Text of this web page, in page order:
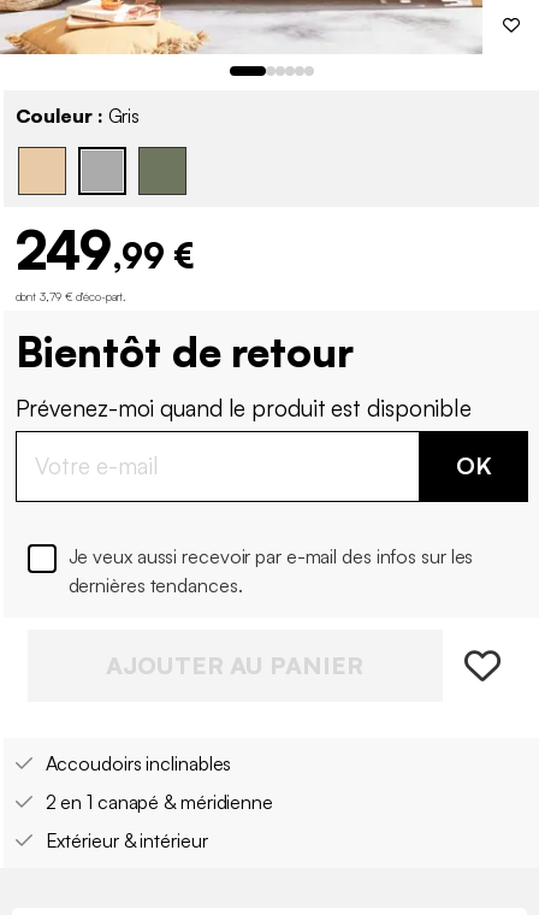
Couleur : Gris
249,99 €
dont 3,79 € d'éco-part
Bientôt de retour
Prévenez-moi quand le produit est disponible
OK
Je veux aussi recevoir par e-mail des infos sur les
dernières tendances.
AJOUTER AU PANIER
Accoudoirs inclinables
2 en 1 canapé & méridienne
Extérieur & intérieur